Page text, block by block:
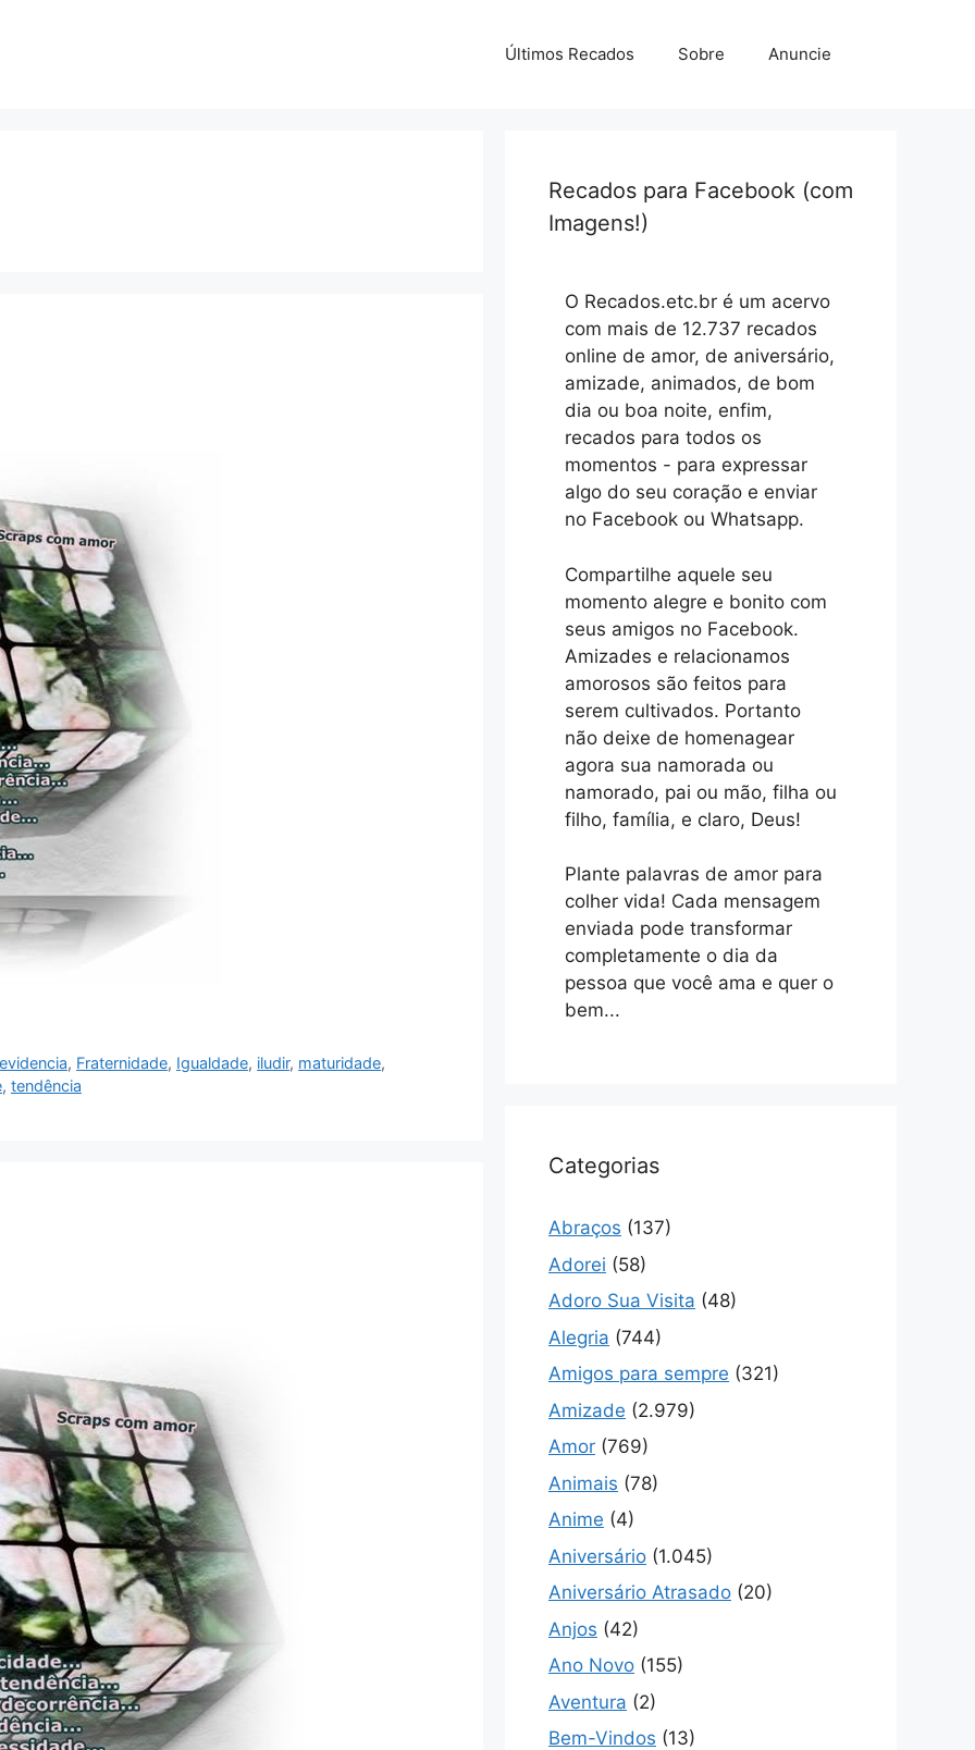
Últimos Recados Sobre Anuncie
evidencia, Fraternidade, Igualdade, iludir, maturidade,
, tendência
Recados para Facebook (com
Imagens!)
O Recados.etc.br é um acervo
com mais de 12.737 recados
online de amor, de aniversário,
amizade, animados, de bom
dia ou boa noite, enfim,
recados para todos os
momentos - para expressar
algo do seu coração e enviar
no Facebook ou Whatsapp.
Compartilhe aquele seu
momento alegre e bonito com
seus amigos no Facebook.
Amizades e relacionamos
amorosos são feitos para
serem cultivados. Portanto
não deixe de homenagear
agora sua namorada ou
namorado, pai ou mão, filha ou
filho, família, e claro, Deus!
Plante palavras de amor para
colher vida! Cada mensagem
enviada pode transformar
completamente o dia da
pessoa que você ama e quer o
bem...
Categorias
Abraços (137)
Adorei (58)
Adoro Sua Visita (48)
Alegria (744)
Amigos para sempre (321)
Amizade (2.979)
Amor (769)
Animais (78)
Anime (4)
Aniversário (1.045)
Aniversário Atrasado (20)
Anjos (42)
Ano Novo (155)
Aventura (2)
Bem-Vindos (13)